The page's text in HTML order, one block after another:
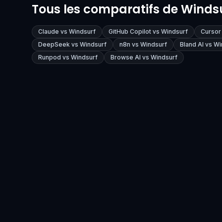
échanges nuancés. Les
fonctionnalités Projets et
Artifacts en font un véritable
espace de travail.
écrit et
tests et
requests sur
agents
son
Tous les comparatifs de
Claude vs Windsurf GitHub Copilot vs Windsurf
DeepSeek vs Windsurf
n8n vs Windsurf Bland AI vs
Runpod vs Windsurf
Browse AI vs Windsurf